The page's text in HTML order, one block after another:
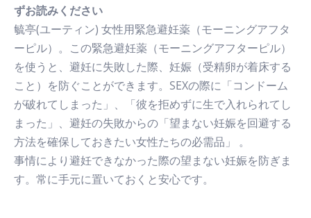
ずお読みください
毓亭(ユーティン) 女性用緊急避妊薬（モーニングアフタ
ーピル）。この緊急避妊薬（モーニングアフターピル）
を使うと、避妊に失敗した際、妊娠（受精卵が着床する
こと）を防ぐことができます。SEXの際に「コンドーム
が破れてしまった」、「彼を拒めずに生で入れられてし
まった」、避妊の失敗からの「望まない妊娠を回避する
方法を確保しておきたい女性たちの必需品」 。
事情により避妊できなかった際の望まない妊娠を防ぎま
す。常に手元に置いておくと安心です。